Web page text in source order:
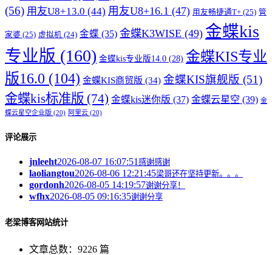
(56) 用友U8+13.0 (44) 用友U8+16.1 (47) 用友畅捷通T+ (25) 管
家婆 (25) 虚拟机 (24) 金蝶 (35) 金蝶K3WISE (49) 金蝶kis
专业版 (160) 金蝶kis专业版14.0 (28) 金蝶KIS专业
版16.0 (104) 金蝶KIS商贸版 (34) 金蝶KIS旗舰版 (51)
金蝶kis标准版 (74) 金蝶kis迷你版 (37) 金蝶云星空 (39) 金
蝶云星空企业版 (20) 阿里云 (20)
评论展示
jnleeht2026-08-07 16:07:51 感谢感谢
laoliangtou2026-08-06 12:21:45梁哥还在坚持更新。。。
gordonh2026-08-05 14:19:57谢谢分享！
wfhx2026-08-05 09:16:35谢谢分享
老梁博客网站统计
文章总数：9226 篇